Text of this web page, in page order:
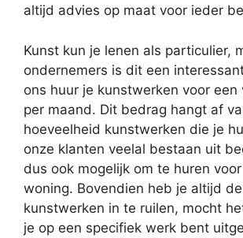
altijd advies op maat voor ieder
Kunst kun je lenen als particulier,
ondernemers is dit een
ons huur je kunstwerken voor een
per maand. Dit bedrag hangt af
hoeveelheid kunstwerken die je
onze klanten veelal bestaan uit
dus ook mogelijk om te huren
woning. Bovendien heb je altijd
kunstwerken in te ruilen, mocht
je op een specifiek werk bent